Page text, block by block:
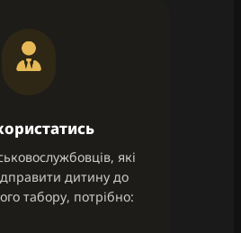
які
дитину до
табору, потрібно: